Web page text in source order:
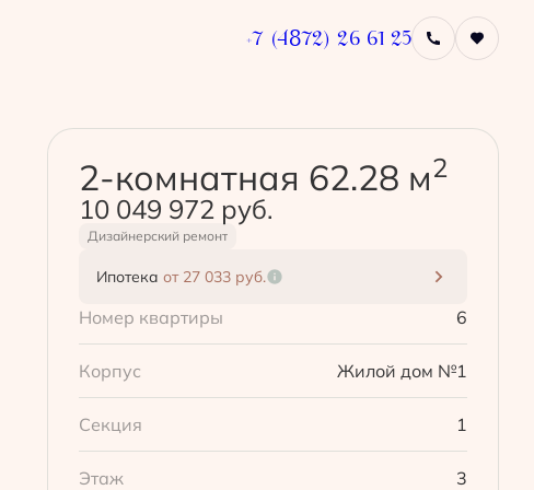
+7 (4872) 26-61-25
Забронировать
2-комнатная 62.28 м2
10 049 972 руб.
Дизайнерский ремонт
Ипотека от 27 033 руб.
Номер квартиры 6
Корпус Жилой дом №1
Секция 1
Этаж 3